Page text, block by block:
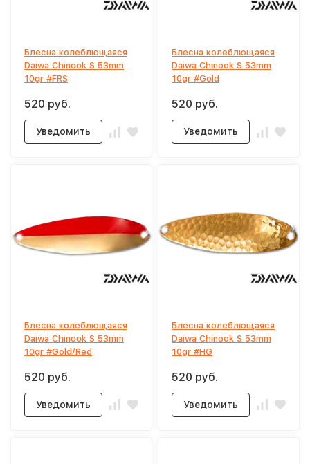
Блесна колеблющаяся
Daiwa Chinook S 53mm
10gr #FRS
520 руб.
Уведомить
Блесна колеблющаяся
Daiwa Chinook S 53mm
10gr #Gold
520 руб.
Уведомить
Блесна колеблющаяся
Daiwa Chinook S 53mm
10gr #Gold/Red
520 руб.
Уведомить
Блесна колеблющаяся
Daiwa Chinook S 53mm
10gr #HG
520 руб.
Уведомить